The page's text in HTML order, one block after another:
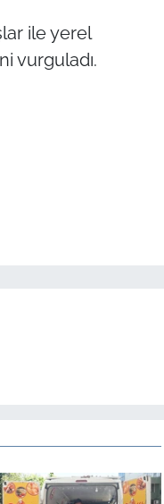
ile yerel
vurguladı.